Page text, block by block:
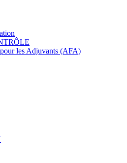
les Adjuvants (AFA)